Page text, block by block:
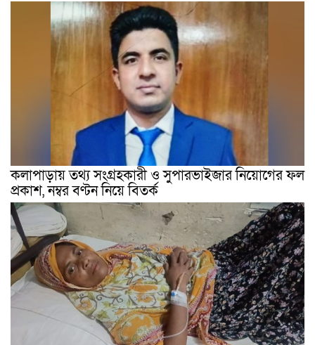
কলাপাড়ায় তথ্য সংগ্রহকারী ও সুপারভাইজার নিয়োগের ফল
প্রকাশ, নম্বর বণ্টন নিয়ে বিতর্ক